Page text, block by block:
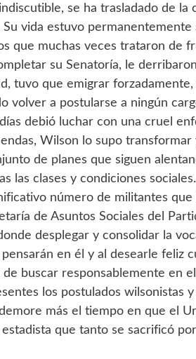
se ha trasladado de la
vida estuvo permanentemente
que muchas veces trataron de
su Senatoría, le
tuvo que emigrar
volver a postularse a ningún
debió luchar con una cruel
Wilson lo supo
de planes que siguen
las clases y condiciones sociales.
número de militantes
de Asuntos Sociales del
desplegar y consolidar la
en él y al desearle feliz
buscar responsablemente en
los postulados wilsonistas
más el tiempo en que el
que tanto se sacrificó